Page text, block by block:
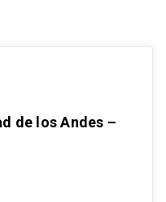
de los Andes –